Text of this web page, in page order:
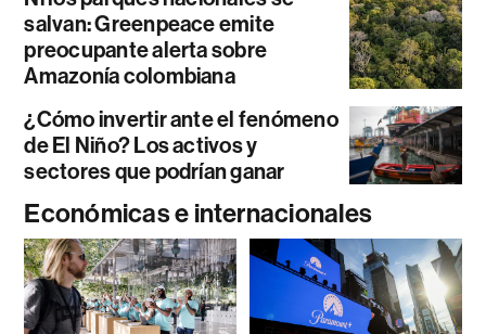
salvan: Greenpeace emite
preocupante alerta sobre
Amazonía colombiana
¿Cómo invertir ante el fenómeno
de El Niño? Los activos y
sectores que podrían ganar
Económicas e internacionales